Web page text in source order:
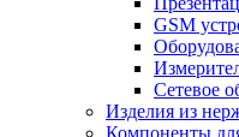
GSM
Сетевое
Изделия из
Компоненты